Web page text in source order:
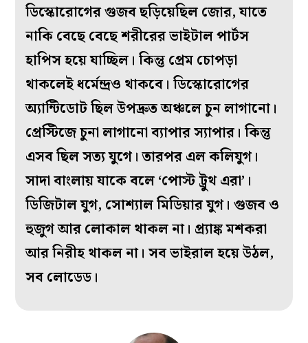
ডিস্কোরোগের গুজব ছড়িয়েছিল জোর, যাতে
নাকি বেছে বেছে শরীরের ভাইটাল পার্টস
হাপিস হয়ে যাচ্ছিল। কিন্তু প্রেম চোপড়া
থাকলেই ধর্মেন্দ্রও থাকবে। ডিস্কোরোগের
অ্যান্টিডোট ছিল উপদ্রুত অঞ্চলে চুন লাগানো।
প্রেস্টিজে চুনা লাগানো ব্যাপার স্যাপার। কিন্তু
এসব ছিল সত্য যুগে। তারপর এল কলিযুগ।
সাদা বাংলায় যাকে বলে ‘পোস্ট ট্রুথ এরা’।
ডিজিটাল যুগ, সোশ্যাল মিডিয়ার যুগ। গুজব ও
হুজুগ আর লোকাল থাকল না। প্র্যাঙ্ক মশকরা
আর নিরীহ থাকল না। সব ভাইরাল হয়ে উঠল,
সব লোডেড।